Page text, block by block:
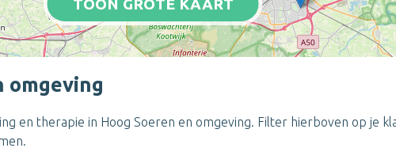
TOON GROTE KAART
omgeving
en therapie in Hoog Soeren en omgeving. Filter hierboven op je